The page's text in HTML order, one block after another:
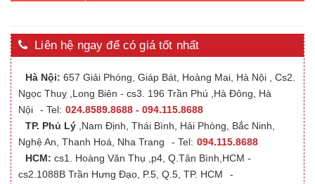
Liên hệ ngay để có giá tốt nhất
Hà Nội: 657 Giải Phóng, Giáp Bát, Hoàng Mai, Hà Nội , Cs2.
Ngọc Thuỵ ,Long Biên - cs3. 196 Trần Phú ,Hà Đông, Hà
Nội
- Tel: 024.8589.8688 - 094.115.8688
TP. Phủ Lý ,Nam Định, Thái Bình, Hải Phòng, Bắc Ninh,
Nghệ An, Thanh Hoá, Nha Trang
- Tel: 094.115.8688
HCM: cs1. Hoàng Văn Thụ ,p4, Q.Tân Bình,HCM -
cs2.1088B Trần Hưng Đạo, P.5, Q.5, TP. HCM
-